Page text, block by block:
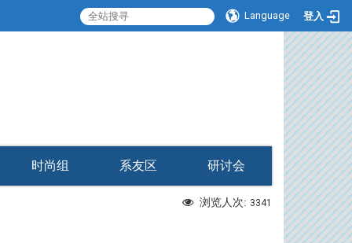
Language 登入
时尚组 系友区 研讨会
浏览人次: 3341